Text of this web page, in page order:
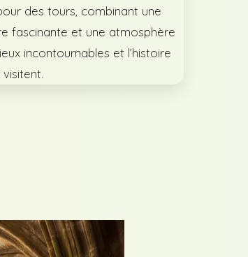
des tours, combinant une
fascinante et une atmosphère
incontournables et l’histoire